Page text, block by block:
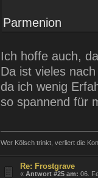
Parmenion
Ich hoffe auch,
Da ist vieles
da ich wenig
so spannend für
Wer Kölsch trinkt, verliert die
Re: Frostgrave
«Antwort #25 am: 06.